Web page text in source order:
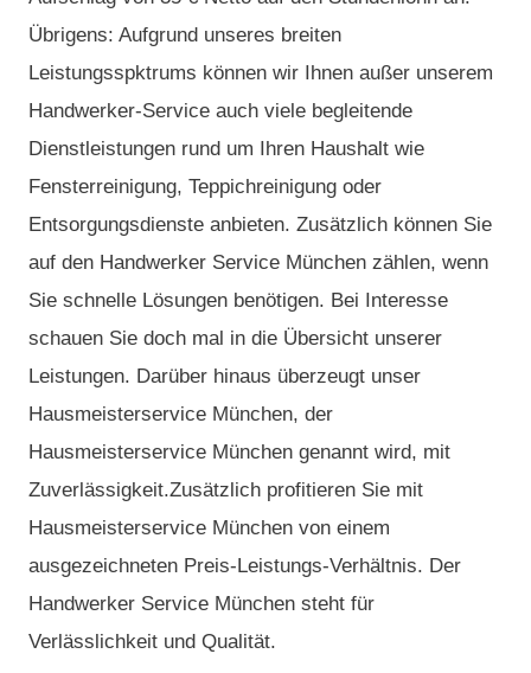
Übrigens: Aufgrund unseres breiten
Leistungsspktrums können wir Ihnen außer unserem
Handwerker-Service auch viele begleitende
Dienstleistungen rund um Ihren Haushalt wie
Fensterreinigung, Teppichreinigung oder
Entsorgungsdienste anbieten. Zusätzlich können Sie
auf den Handwerker Service München zählen, wenn
Sie schnelle Lösungen benötigen. Bei Interesse
schauen Sie doch mal in die Übersicht unserer
Leistungen. Darüber hinaus überzeugt unser
Hausmeisterservice München, der
Hausmeisterservice München genannt wird, mit
Zuverlässigkeit.Zusätzlich profitieren Sie mit
Hausmeisterservice München von einem
ausgezeichneten Preis-Leistungs-Verhältnis. Der
Handwerker Service München steht für
Verlässlichkeit und Qualität.